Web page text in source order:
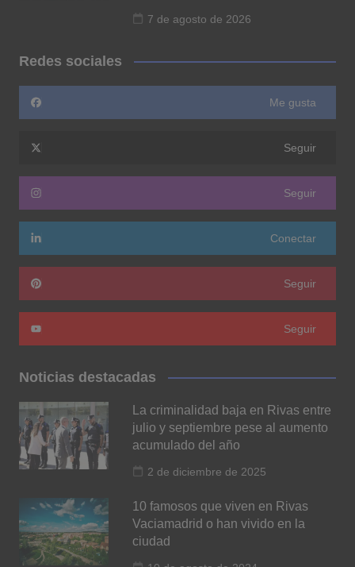
7 de agosto de 2026
Redes sociales
Me gusta
Seguir
Seguir
Conectar
Seguir
Seguir
Noticias destacadas
La criminalidad baja en Rivas entre
julio y septiembre pese al aumento
acumulado del año
2 de diciembre de 2025
10 famosos que viven en Rivas
Vaciamadrid o han vivido en la
ciudad